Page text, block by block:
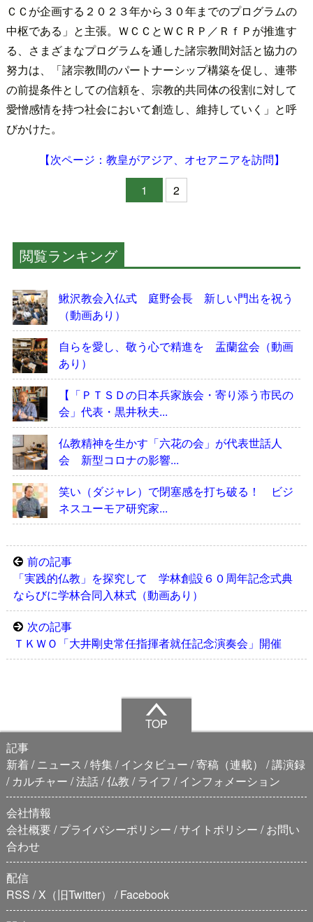
ＣＣが企画する２０２３年から３０年までのプログラムの
中枢である」と主張。ＷＣＣとＷＣＲＰ／ＲｆＰが推進す
る、さまざまなプログラムを通した諸宗教間対話と協力の
努力は、「諸宗教間のパートナーシップ構築を促し、連帯
の前提条件としての信頼を、宗教的共同体の役割に対して
愛憎感情を持つ社会において創造し、維持していく」と呼
びかけた。
【次ページ：教皇がアジア、オセアニアを訪問】
1
2
閲覧ランキング
鰍沢教会入仏式 庭野会長 新しい門出を祝う
（動画あり）
自らを愛し、敬う心で精進を 盂蘭盆会（動画
あり）
【「ＰＴＳＤの日本兵家族会・寄り添う市民の
会」代表・黒井秋夫...
仏教精神を生かす「六花の会」が代表世話人
会 新型コロナの影響...
笑い（ダジャレ）で閉塞感を打ち破る！ ビジ
ネスユーモア研究家...
前の記事
「実践的仏教」を探究して 学林創設６０周年記念式典
ならびに学林合同入林式（動画あり）
次の記事
ＴＫＷＯ「大井剛史常任指揮者就任記念演奏会」開催
TOP
記事
新着
ニュース 特集 インタビュー 寄稿（連載）
講演録
カルチャー 法話 仏教 ライフ
インフォメーション
会社情報
会社概要 プライバシーポリシー サイトポリシー
お問い
合わせ
配信
RSS X（旧Twitter）
Facebook